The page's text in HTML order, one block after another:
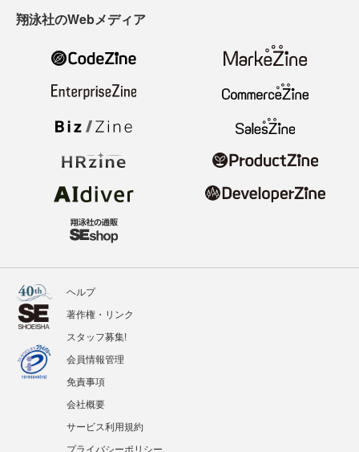
翔泳社のWebメディア
ヘルプ
著作権・リンク
スタッフ募集!
会員情報管理
免責事項
会社概要
サービス利用規約
プライバシーポリシー